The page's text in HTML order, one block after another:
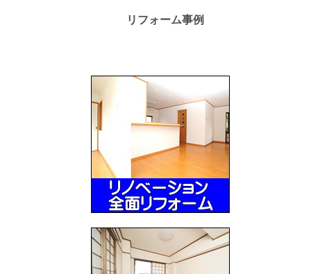
リフォーム事例